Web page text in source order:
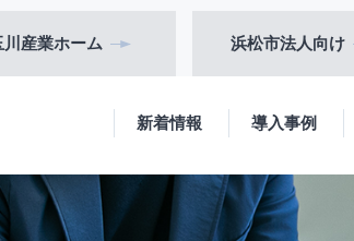
川産業ホーム 浜松市法人向け
新着情報 導入事例